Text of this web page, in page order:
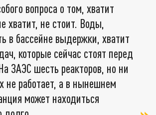
вопроса о том, хватит
хватит, не стоит. Воды,
в бассейне выдержки, хватит
которые сейчас стоят перед
ЗАЭС шесть реакторов, но ни
не работает, а в нынешнем
может находиться